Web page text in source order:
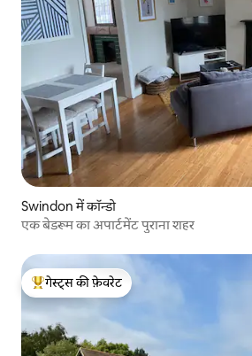
Swindon में कॉन्डो
एक बेडरूम का अपार्टमेंट पुराना शहर
गेस्ट्स का टॉप फ़ेवरेट
गेस्ट्स की फ़ेवरेट